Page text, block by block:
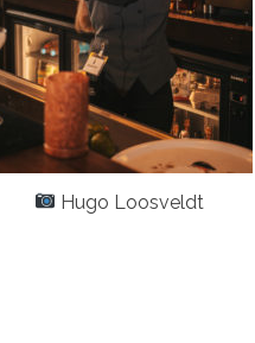
Hugo Loosveldt